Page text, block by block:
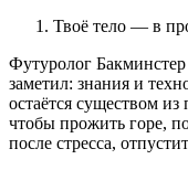
Твоё тело — в
Футуролог
заметил: знания и
остаётся существом
чтобы прожить горе,
после стресса,